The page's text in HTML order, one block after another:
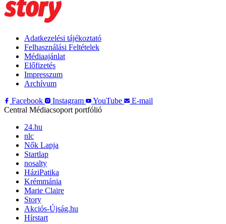
Adatkezelési tájékoztató
Felhasználási Feltételek
Médiaajánlat
Előfizetés
Impresszum
Archívum
Facebook
Instagram YouTube
E-mail
Central Médiacsoport portfólió
24.hu
nlc
Nők Lapja
Startlap
nosalty
HáziPatika
Krémmánia
Marie Claire
Story
Akciós-Újság.hu
Hírstart